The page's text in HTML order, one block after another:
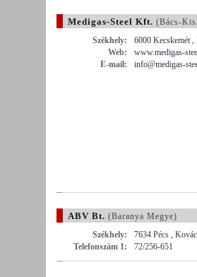
Medigas-Steel Kft. (Bács-
Székhely:
6000 Kecskemét
Web:
www.medigas-
E-mail:
info@medigas-
ABV Bt. (Baranya Megye)
Székhely:
7634 Pécs ,
Telefonszám 1:
72/256-651